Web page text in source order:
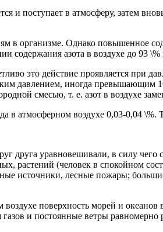
и поступает в атмосферу, затем
в организме. Однако повышенное
содержания азота в воздухе до 93 \%
это действие проявляется при
давлением, иногда превышающим
смесью, т. е. азот в воздухе
в атмосферном воздухе 0,03-0,04 \%.
друга уравновешивали, в силу чего
растений (человек в спокойном
источники, лесные пожары;
поверхность морей и океанов
и постоянные ветры равномерно